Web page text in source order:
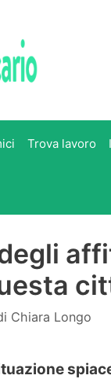
Trova lavoro
Chiara Longo